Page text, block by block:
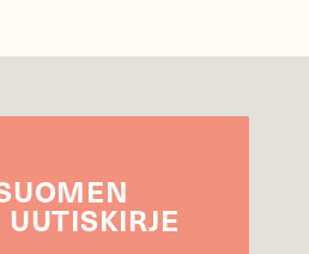
UUTIS­KIRJE